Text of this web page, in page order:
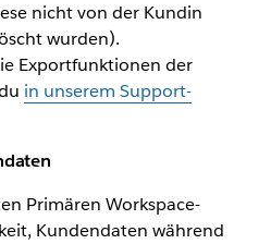
nicht von der Kundin
wurden).
Exportfunktionen der
in unserem Support-
Primären Workspace-
Kundendaten während